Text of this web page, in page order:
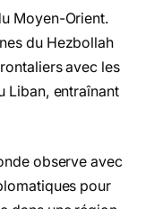
Moyen-Orient.
du Hezbollah
avec les
Liban, entraînant
observe avec
pour